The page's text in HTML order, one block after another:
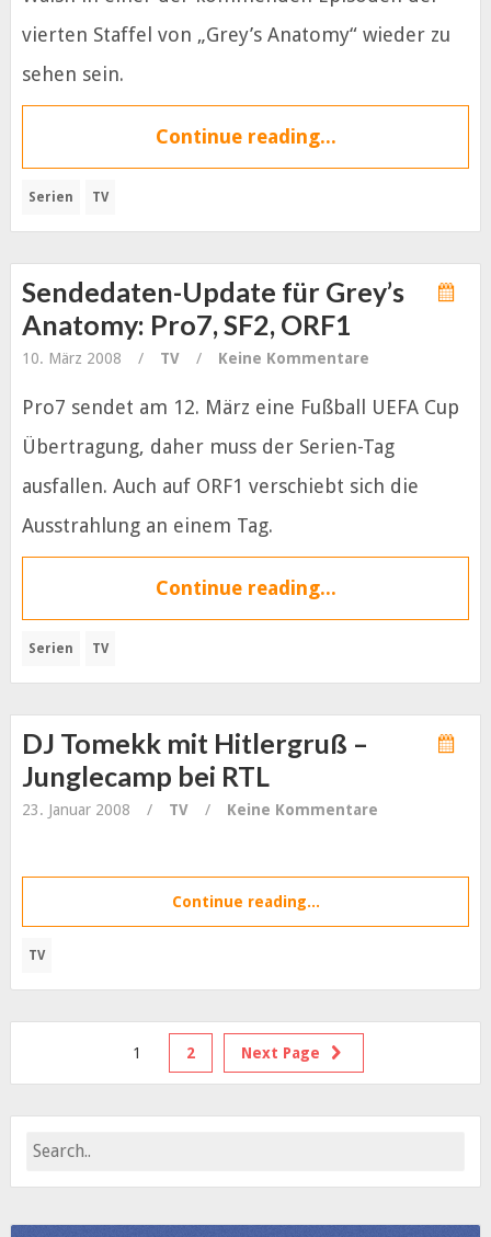
vierten Staffel von „Grey’s Anatomy“ wieder zu
sehen sein.
Continue reading...
Serien TV
Sendedaten-Update für Grey’s
Anatomy: Pro7, SF2, ORF1
10. März 2008 / TV / Keine Kommentare
Pro7 sendet am 12. März eine Fußball UEFA Cup
Übertragung, daher muss der Serien-Tag
ausfallen. Auch auf ORF1 verschiebt sich die
Ausstrahlung an einem Tag.
Continue reading...
Serien TV
DJ Tomekk mit Hitlergruß –
Junglecamp bei RTL
23. Januar 2008 / TV / Keine Kommentare
Continue reading...
TV
1 2 Next Page